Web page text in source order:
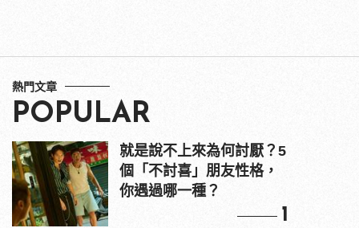
熱門文章
POPULAR
就是說不上來為何討厭？5
個「不討喜」朋友性格，
你遇過哪一種？
1